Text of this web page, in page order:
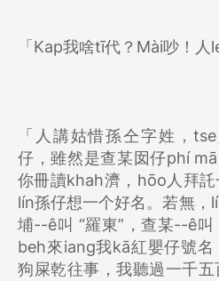
「Kap我啥tī代？Mài吵！人
「人講姑惜孫仝字姓，
仔，雖然是查某囡仔phí mā
你冊讀khah濟，hōo人拜
lín孫仔想一个好名。若無
埔--ê叫 “羅東”，查某--ê
beh來iang我kā紅嬰仔號
狗屎乾往事，我聽過一千